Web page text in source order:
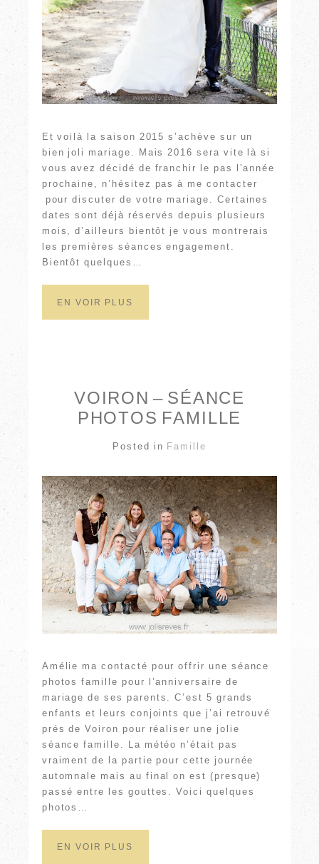
Et voilà la saison 2015 s’achève sur un
bien joli mariage. Mais 2016 sera vite là si
vous avez décidé de franchir le pas l’année
prochaine, n’hésitez pas à me contacter
pour discuter de votre mariage. Certaines
dates sont déjà réservés depuis plusieurs
mois, d’ailleurs bientôt je vous montrerais
les premières séances engagement.
Bientôt quelques…
EN VOIR PLUS
VOIRON – SÉANCE
PHOTOS FAMILLE
Posted in Famille
Amélie ma contacté pour offrir une séance
photos famille pour l’anniversaire de
mariage de ses parents. C’est 5 grands
enfants et leurs conjoints que j’ai retrouvé
prés de Voiron pour réaliser une jolie
séance famille. La météo n’était pas
vraiment de la partie pour cette journée
automnale mais au final on est (presque)
passé entre les gouttes. Voici quelques
photos…
EN VOIR PLUS